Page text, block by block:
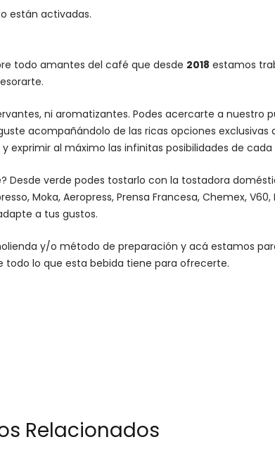
están activadas.
todo amantes del café que desde 2018 estamos
ni aromatizantes. Podes acercarte a nuestro
acompañándolo de las ricas opciones exclusivas
exprimir al máximo las infinitas posibilidades de cada
Desde verde podes tostarlo con la tostadora
Moka, Aeropress, Prensa Francesa, Chemex, V60,
a tus gustos.
y/o método de preparación y acá estamos
todo lo que esta bebida tiene para ofrecerte.
Relacionados